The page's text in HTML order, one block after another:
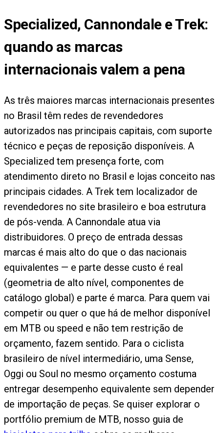
Specialized, Cannondale e Trek:
quando as marcas
internacionais valem a pena
As três maiores marcas internacionais presentes
no Brasil têm redes de revendedores
autorizados nas principais capitais, com suporte
técnico e peças de reposição disponíveis. A
Specialized tem presença forte, com
atendimento direto no Brasil e lojas conceito nas
principais cidades. A Trek tem localizador de
revendedores no site brasileiro e boa estrutura
de pós-venda. A Cannondale atua via
distribuidores. O preço de entrada dessas
marcas é mais alto do que o das nacionais
equivalentes — e parte desse custo é real
(geometria de alto nível, componentes de
catálogo global) e parte é marca. Para quem vai
competir ou quer o que há de melhor disponível
em MTB ou speed e não tem restrição de
orçamento, fazem sentido. Para o ciclista
brasileiro de nível intermediário, uma Sense,
Oggi ou Soul no mesmo orçamento costuma
entregar desempenho equivalente sem depender
de importação de peças. Se quiser explorar o
portfólio premium de MTB, nosso guia de